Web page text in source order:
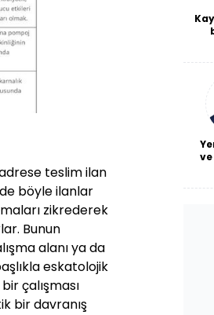
teslim ilan
böyle ilanlar
zikrederek
Bunun
alanı ya da
eskatolojik
çalışması
bir davranış